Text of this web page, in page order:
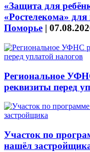
«Защита для
«Ростелекома» для
Поморье |
Региональное
реквизиты перед
Участок по
нашёл